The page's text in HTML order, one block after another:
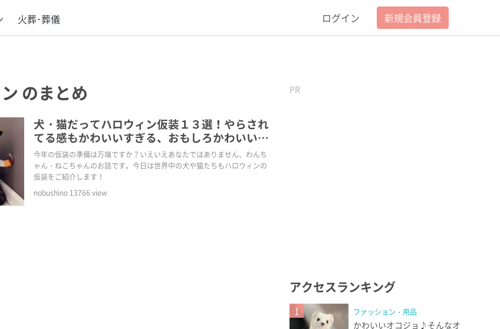
火葬･葬儀 ログイン 新規会員登録
のまとめ
犬・猫だってハロウィン仮装１３選！やらされ
てる感もかわいいすぎる、おもしろかわいいペ
ット仮装。
今年の仮装の準備は万端ですか？いえいえあなたではありません、わんち
ゃん・ねこちゃんのお話です。今日は世界中の犬や猫たちもハロウィンの
仮装をご紹介します！
nobushino 13766 view
PR
アクセスランキング
1 ファッション・用品
かわいいオコジョ♪そんなオ